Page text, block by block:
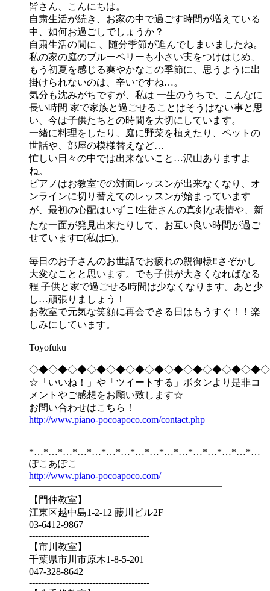
皆さん、こんにちは。
自粛生活が続き、お家の中で過ごす時間が増えている
中、如何お過ごしでしょうか？
自粛生活の間に 、随分季節が進んでしまいましたね。
私の家の庭のブルーベリーも小さい実をつけはじめ、
もう初夏を感じる爽やかなこの季節に、思うように出
掛けられないのは、辛いですね…。
気分も沈みがちですが、私は 一生のうちで、こんなに
長い時間 家で家族と過ごせることはそうはない事と思
い、今は子供たちとの時間を大切にしています。
一緒に料理をしたり、庭に野菜を植えたり、ペットの
世話や、部屋の模様替えなど…
忙しい日々の中では出来ないこと…沢山ありますよ
ね。
ピアノはお教室での対面レッスンが出来なくなり、オ
ンラインに切り替えてのレッスンが始まっています
が、最初の心配はいずこ❗️生徒さんの真剣な表情や、新
たな一面が発見出来たりして、お互い良い時間が過ご
せています□(私は□)。
毎日のお子さんのお世話でお疲れの親御様‼️さぞかし
大変なことと思います。でも子供が大きくなればなる
程 子供と家で過ごせる時間は少なくなります。あと少
し…頑張りましょう！
お教室で元気な笑顔に再会できる日はもうすぐ！！楽
しみにしています。
Toyofuku
☆「いいね！」や「ツイートする」ボタンより是非コ
メントやご感想をお願い致します☆
お問い合わせはこちら！
http://www.piano-pocoapoco.com/contact.php
*…*…*…*…*…*…*…*…*…*…*…*…*…*…*…*…
ぽこあぽこ
http://www.piano-pocoapoco.com/
━━━━━━━━━━━━━━━━━━━━
【門仲教室】
江東区越中島1-2-12 藤川ビル2F
03-6412-9867
----------------------------------------
【市川教室】
千葉県市川市原木1-8-5-201
047-328-8642
----------------------------------------